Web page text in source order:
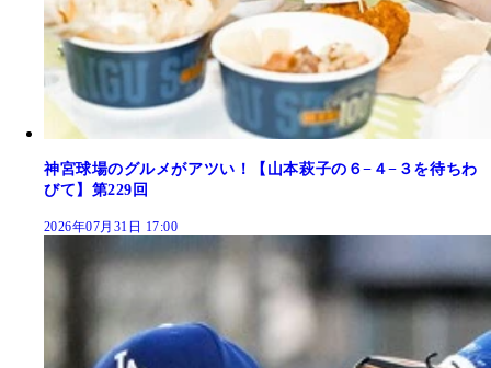
神宮球場のグルメがアツい！【山本萩子の６−４−３を待ちわ
びて】第229回
2026年07月31日 17:00